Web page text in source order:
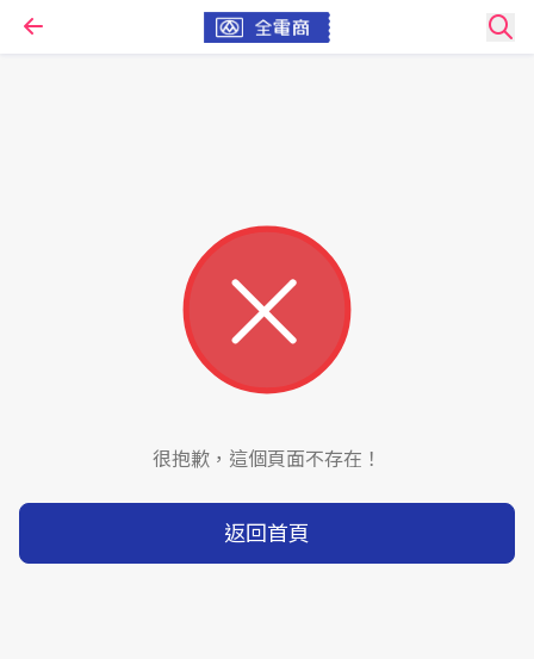
很抱歉，這個頁面不存在！
返回首頁